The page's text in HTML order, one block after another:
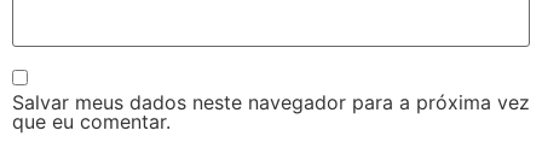
Salvar meus dados neste navegador para a próxima vez
que eu comentar.